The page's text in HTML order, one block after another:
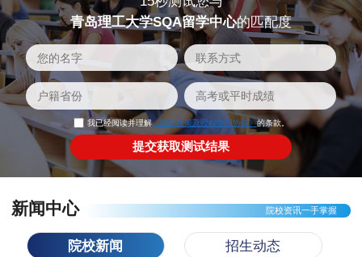
青岛理工大学SQA留学中心的匹配度
我已经阅读并理解《隐私政策及授权使用协议》的条款。
新闻中心 院校资讯一手掌握
院校新闻 招生动态